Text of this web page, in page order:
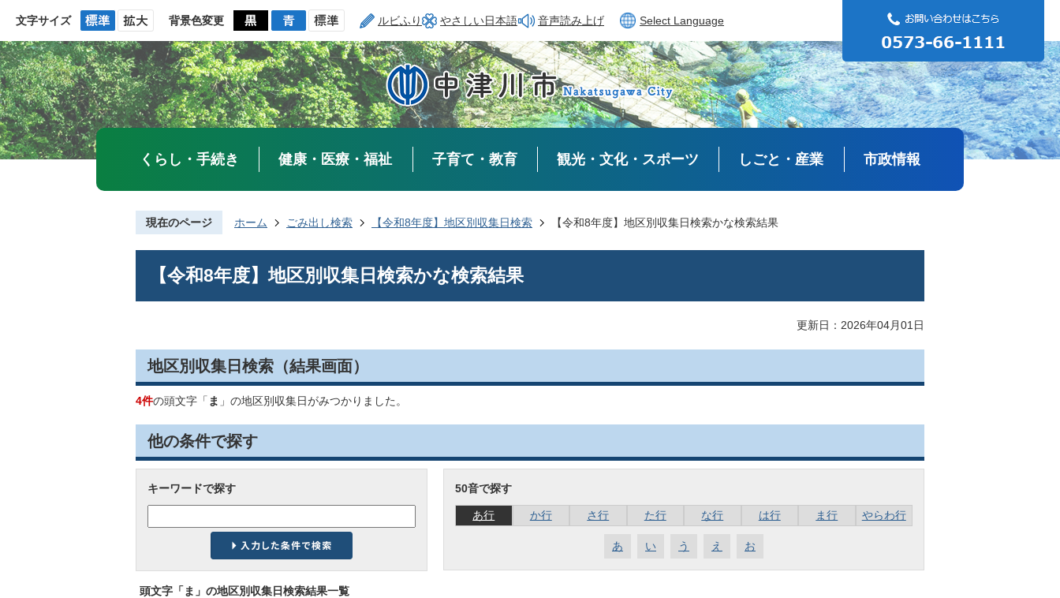
文字サイズ 背景色変更 ルビふり やさしい日本語 音声読み上げ Select Language
くらし・手続き 健康・医療・福祉 子育て・教育 観光・文化・スポーツ しごと・産業 市政情報
現在のページ ホーム ごみ出し検索 【令和8年度】地区別収集日検索 【令和8年度】地区別収集日検索かな検索結果
【令和8年度】地区別収集日検索かな検索結果
更新日：2026年04月01日
地区別収集日検索 （結果画面）
4件の頭文字「 ま 」の地区別収集日がみつかりました。
他の条件で探す
キーワードで探す 50音で探す
あ行 か行 さ行 た行 な行 は行 ま行 やらわ行
あ い う え お
頭文字「 ま 」の地区別収集日検索結果一覧